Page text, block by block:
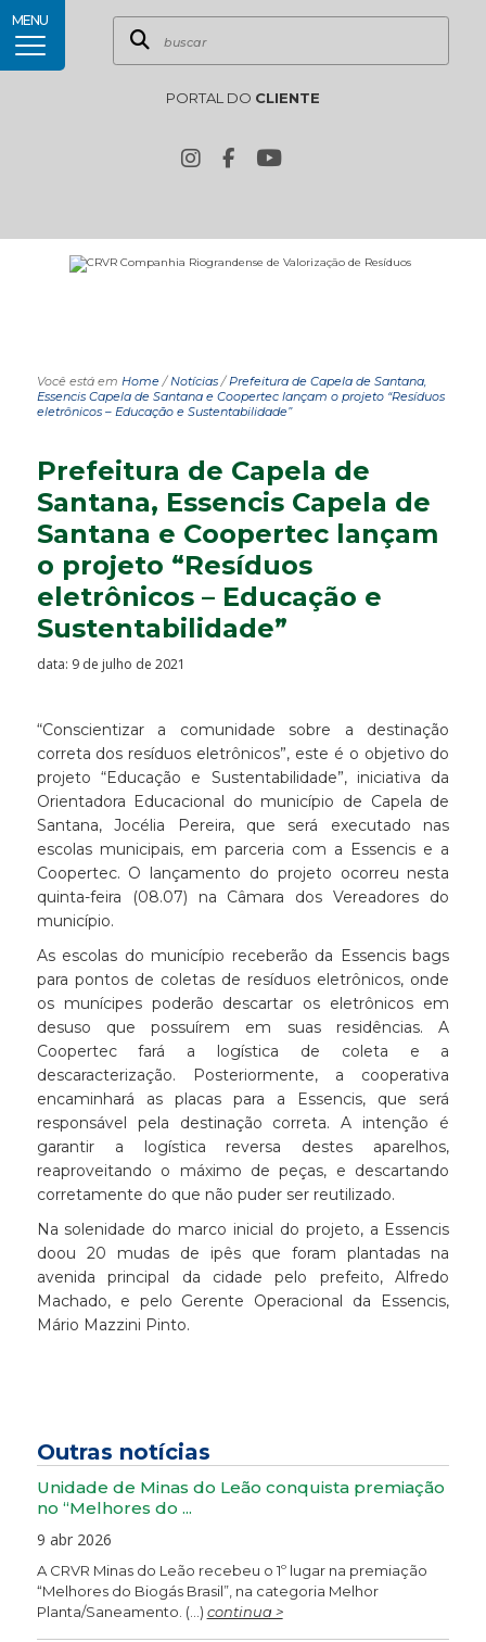
PORTAL DO CLIENTE
MENU
Você está em Home/Notícias/Prefeitura de Capela de Santana,
Essencis Capela de Santana e Coopertec lançam o projeto “Resíduos
eletrônicos – Educação e Sustentabilidade”
Prefeitura de Capela de
Santana, Essencis Capela de
Santana e Coopertec lançam
o projeto “Resíduos
eletrônicos – Educação e
Sustentabilidade”
data: 9 de julho de 2021
“Conscientizar a comunidade sobre a destinação
correta dos resíduos eletrônicos”, este é o objetivo do
projeto “Educação e Sustentabilidade”, iniciativa da
Orientadora Educacional do município de Capela de
Santana, Jocélia Pereira, que será executado nas
escolas municipais, em parceria com a Essencis e a
Coopertec. O lançamento do projeto ocorreu nesta
quinta-feira (08.07) na Câmara dos Vereadores do
município.
As escolas do município receberão da Essencis bags
para pontos de coletas de resíduos eletrônicos, onde
os munícipes poderão descartar os eletrônicos em
desuso que possuírem em suas residências. A
Coopertec fará a logística de coleta e a
descaracterização. Posteriormente, a cooperativa
encaminhará as placas para a Essencis, que será
responsável pela destinação correta. A intenção é
garantir a logística reversa destes aparelhos,
reaproveitando o máximo de peças, e descartando
corretamente do que não puder ser reutilizado.
Na solenidade do marco inicial do projeto, a Essencis
doou 20 mudas de ipês que foram plantadas na
avenida principal da cidade pelo prefeito, Alfredo
Machado, e pelo Gerente Operacional da Essencis,
Mário Mazzini Pinto.
Outras notícias
Unidade de Minas do Leão conquista premiação
no “Melhores do ...
9 abr 2026
A CRVR Minas do Leão recebeu o 1º lugar na premiação
“Melhores do Biogás Brasil”, na categoria Melhor
Planta/Saneamento. (...) continua >